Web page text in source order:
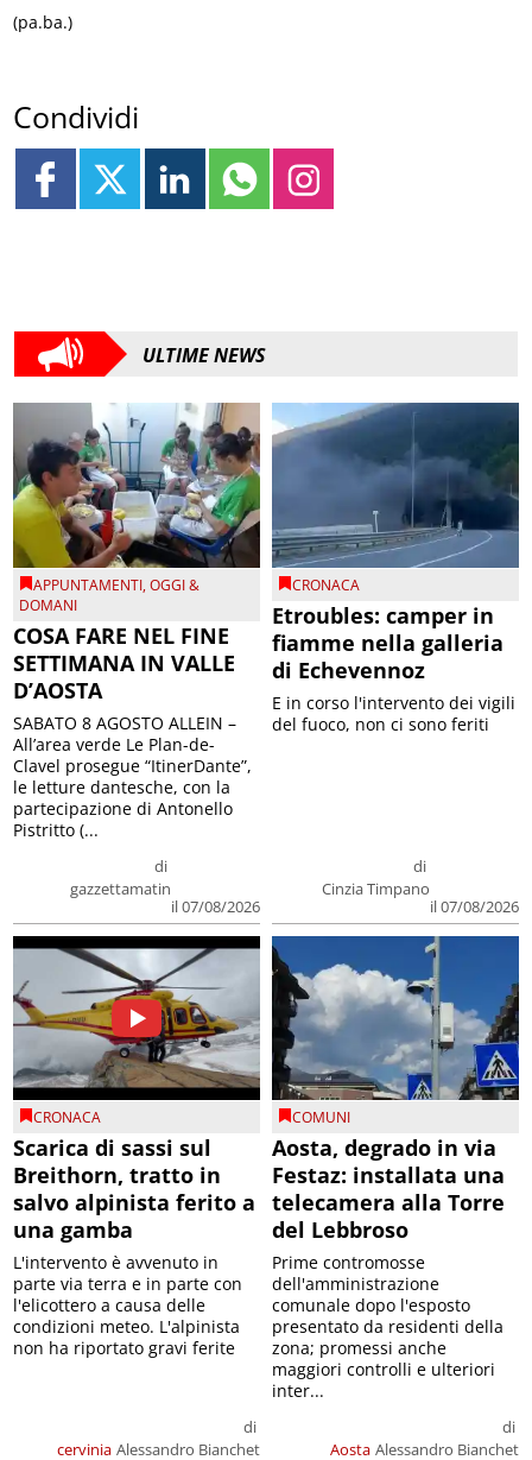
(pa.ba.)
Condividi
ULTIME NEWS
APPUNTAMENTI,OGGI &
DOMANI
COSA FARE NEL FINE
SETTIMANA IN VALLE
D’AOSTA
di
gazzettamatin
il 07/08/2026
SABATO 8 AGOSTO ALLEIN –
All’area verde Le Plan-de-
Clavel prosegue “ItinerDante”,
le letture dantesche, con la
partecipazione di Antonello
Pistritto (...
CRONACA
Etroubles: camper in
fiamme nella galleria
di Echevennoz
di
Cinzia Timpano
il 07/08/2026
E in corso l'intervento dei vigili
del fuoco, non ci sono feriti
CRONACA
Scarica di sassi sul
Breithorn, tratto in
salvo alpinista ferito a
una gamba
cervinia
di
Alessandro Bianchet
L'intervento è avvenuto in
parte via terra e in parte con
l'elicottero a causa delle
condizioni meteo. L'alpinista
non ha riportato gravi ferite
COMUNI
Aosta, degrado in via
Festaz: installata una
telecamera alla Torre
del Lebbroso
Aosta
di
Alessandro Bianchet
Prime contromosse
dell'amministrazione
comunale dopo l'esposto
presentato da residenti della
zona; promessi anche
maggiori controlli e ulteriori
inter...